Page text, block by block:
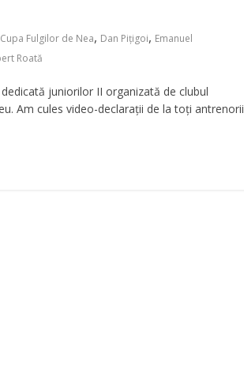
Cupa Fulgilor de Nea, Dan Pițigoi, Emanuel
Roată
juniorilor II organizată de clubul
Am cules video-declarații de la toți antrenorii